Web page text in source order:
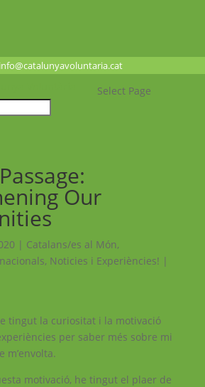
info@catalunyavoluntaria.cat
Select Page
Our
| Catalans/es al Món,
, Noticies i Experiències! |
tingut la curiositat i la motivació
per saber més sobre mi
m’envolta.
motivació, he tingut el plaer de